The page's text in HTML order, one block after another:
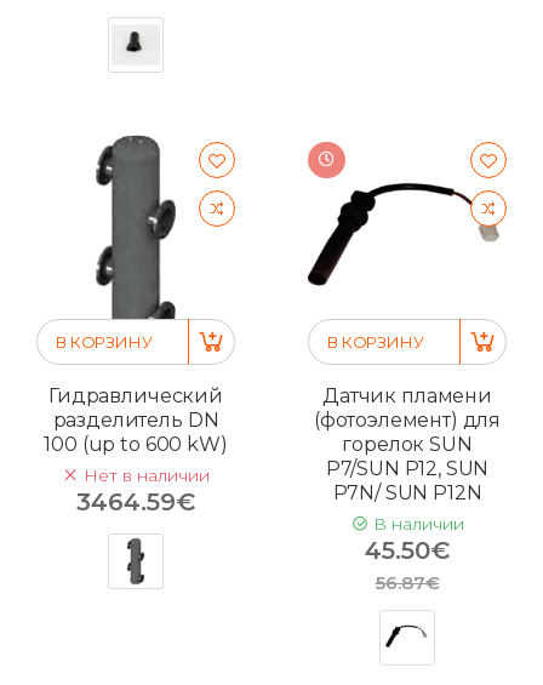
В КОРЗИНУ
Гидравлический
разделитель DN
100 (up to 600 kW)
Нет в наличии
3464.59€
В КОРЗИНУ
Датчик пламени
(фотоэлемент) для
горелок SUN
P7/SUN P12, SUN
P7N/ SUN P12N
В наличии
45.50€
56.87€